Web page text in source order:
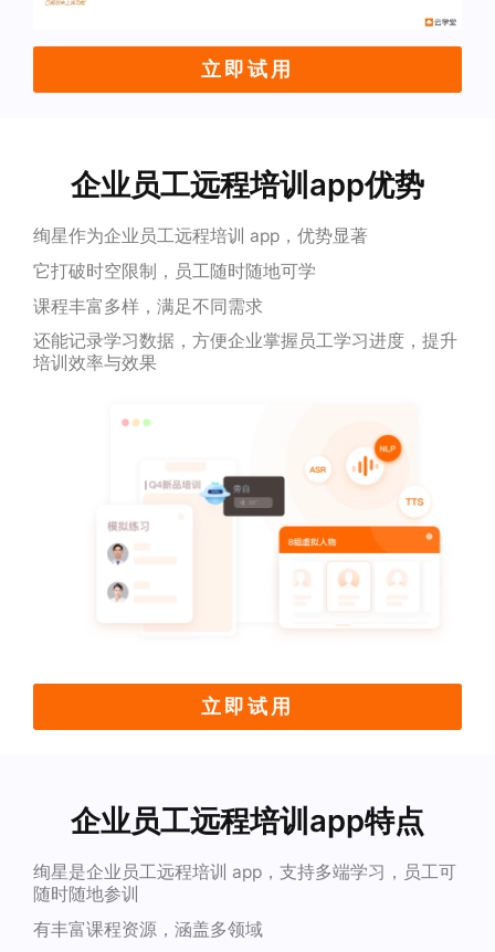
立即试用
企业员工远程培训app优势
绚星作为企业员工远程培训 app，优势显著
它打破时空限制，员工随时随地可学
课程丰富多样，满足不同需求
还能记录学习数据，方便企业掌握员工学习进度，提升
培训效率与效果
立即试用
企业员工远程培训app特点
绚星是企业员工远程培训 app，支持多端学习，员工可
随时随地参训
有丰富课程资源，涵盖多领域